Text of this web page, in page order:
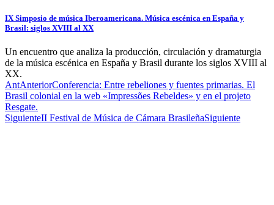
IX Simposio de música Iberoamericana. Música escénica en España y
Brasil: siglos XVIII al XX
Un encuentro que analiza la producción, circulación y dramaturgia
de la música escénica en España y Brasil durante los siglos XVIII al
XX.
AntAnteriorConferencia: Entre rebeliones y fuentes primarias. El
Brasil colonial en la web «Impressões Rebeldes» y en el projeto
Resgate.
SiguienteII Festival de Música de Cámara BrasileñaSiguiente